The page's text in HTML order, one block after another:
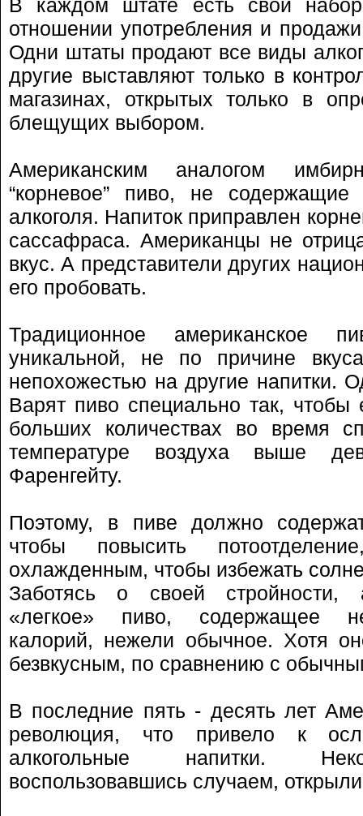
В каждом штате есть свой
отношении употребления и
Одни штаты продают все виды
другие выставляют только в
магазинах, открытых только в
блещущих выбором.
Американским аналогом
“корневое” пиво, не
алкоголя. Напиток приправлен
сассафраса. Американцы не
вкус. А представители других
его пробовать.
Традиционное американское
уникальной, не по причине
непохожестью на другие напитки.
Варят пиво специально так,
больших количествах во время
температуре воздуха выше
Фаренгейту.
Поэтому, в пиве должно
чтобы повысить
охлажденным, чтобы избежать
Заботясь о своей стройности,
«легкое» пиво, содержащее
калорий, нежели обычное. Хотя
безвкусным, по сравнению с
В последние пять - десять лет
революция, что привело к
алкогольные напитки.
воспользовавшись случаем,